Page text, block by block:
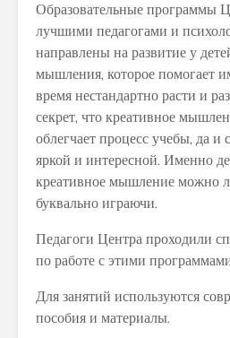
Образовательные программы
лучшими педагогами и
направлены на развитие у
мышления, которое помогает
время нестандартно расти и
секрет, что креативное
облегчает процесс учебы, да и
яркой и интересной. Именно
креативное мышление можно
буквально играючи.
Педагоги Центра проходили
по работе с этими
Для занятий используются
пособия и материалы.